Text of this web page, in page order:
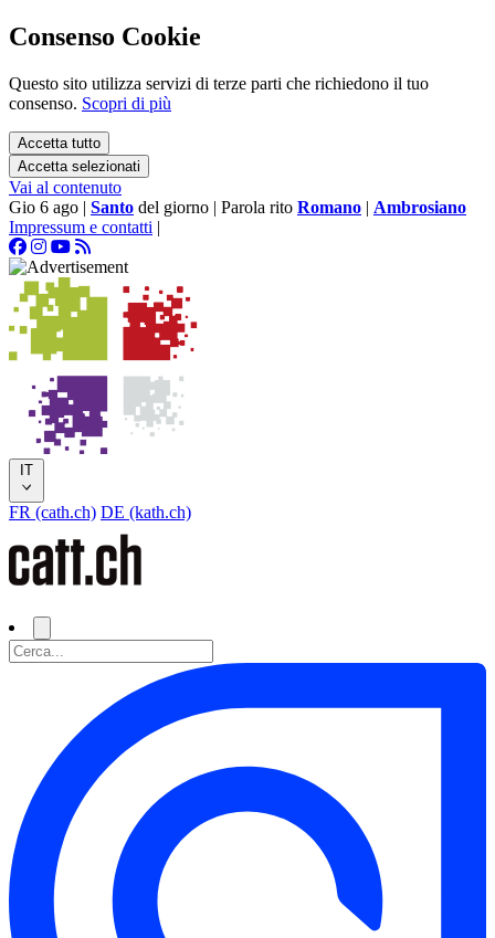
Consenso Cookie
Questo sito utilizza servizi di terze parti che richiedono il tuo
consenso. Scopri di più
Accetta tutto
Accetta selezionati
Vai al contenuto
Gio 6 ago | Santo del giorno | Parola rito Romano | Ambrosiano
Impressum e contatti |
IT
FR (cath.ch) DE (kath.ch)